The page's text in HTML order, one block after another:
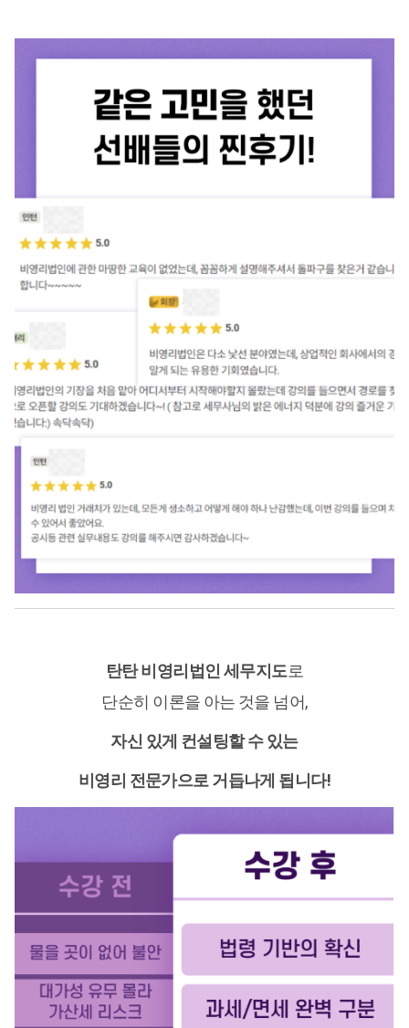
탄탄 비영리법인 세무지도로
단순히 이론을 아는 것을 넘어,
자신 있게 컨설팅할 수 있는
비영리 전문가으로 거듭나게 됩니다!